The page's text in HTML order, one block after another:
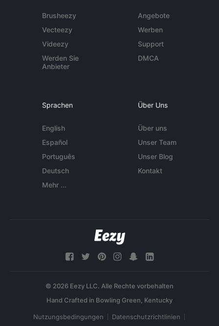
Brusheezy
Vecteezy
Videezy
Werden Sie
Anbieter
Angebote
Werben
Support
DMCA
Sprachen
English
Español
Português
Deutsch
Mehr ...
Über Uns
Über uns
Unser Team
Unser Blog
Kontakt
© 2026 Eezy LLC. Alle Rechte vorbehalten
Nutzungsbedingungen Datenschutzrichtlinien